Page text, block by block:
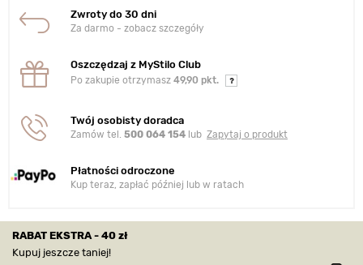
Zwroty do 30 dni
Za darmo - zobacz szczegóły
Oszczędzaj z MyStilo Club
Po zakupie otrzymasz 49,90 pkt.
Twój osobisty doradca
Zamów tel. 500 064 154 lub Zapytaj o produkt
Płatności odroczone
Kup teraz, zapłać później lub w ratach
RABAT EKSTRA - 40 zł
Kupuj jeszcze taniej!